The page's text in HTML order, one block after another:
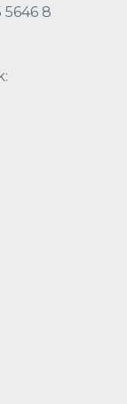
5646 8